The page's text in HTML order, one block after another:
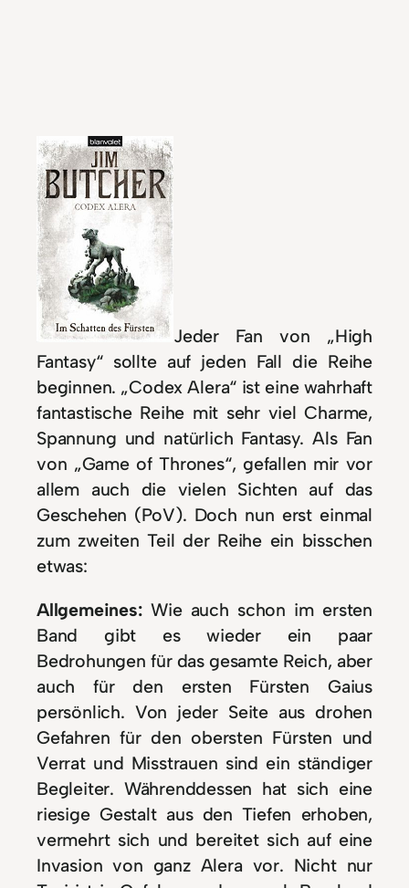
Jeder Fan von „High
Fantasy“ sollte auf jeden Fall die Reihe
beginnen. „Codex Alera“ ist eine wahrhaft
fantastische Reihe mit sehr viel Charme,
Spannung und natürlich Fantasy. Als Fan
von „Game of Thrones“, gefallen mir vor
allem auch die vielen Sichten auf das
Geschehen (PoV). Doch nun erst einmal
zum zweiten Teil der Reihe ein bisschen
etwas:
Allgemeines:Wie auch schon im ersten
Band gibt es wieder ein paar
Bedrohungen für das gesamte Reich, aber
auch für den ersten Fürsten Gaius
persönlich. Von jeder Seite aus drohen
Gefahren für den obersten Fürsten und
Verrat und Misstrauen sind ein ständiger
Begleiter. Währenddessen hat sich eine
riesige Gestalt aus den Tiefen erhoben,
vermehrt sich und bereitet sich auf eine
Invasion von ganz Alera vor. Nicht nur